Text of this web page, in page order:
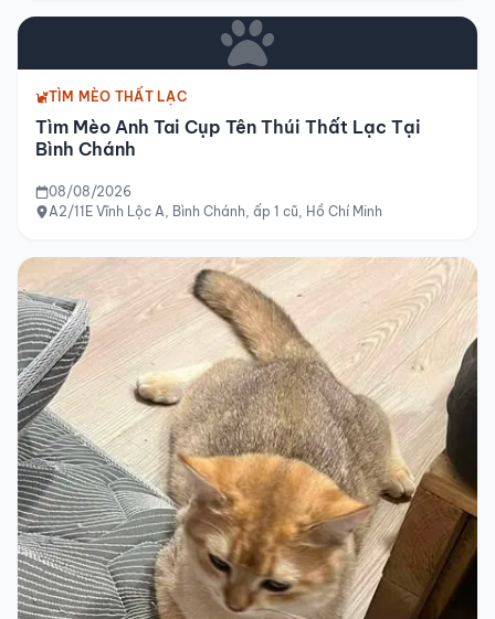
TÌM MÈO THẤT LẠC
Tìm Mèo Anh Tai Cụp Tên Thúi Thất Lạc Tại
Bình Chánh
08/08/2026
A2/11E Vĩnh Lộc A, Bình Chánh, ấp 1 cũ, Hồ Chí Minh